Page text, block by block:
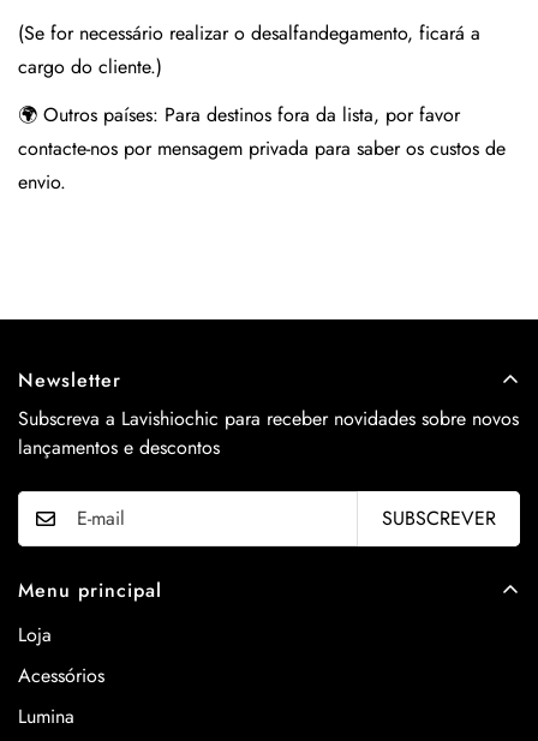
(Se for necessário realizar o desalfandegamento, ficará a
cargo do cliente.)
🌍 Outros países: Para destinos fora da lista, por favor
contacte-nos por mensagem privada para saber os custos de
envio.
Newsletter
Subscreva a Lavishiochic para receber novidades sobre novos
lançamentos e descontos
SUBSCREVER
Menu principal
Loja
Acessórios
Lumina